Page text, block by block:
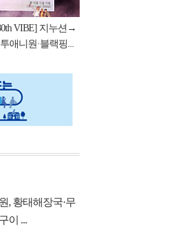
VIBE] 지누션→
애니원·블랙핑...
, 황태해장국·무
이 ...